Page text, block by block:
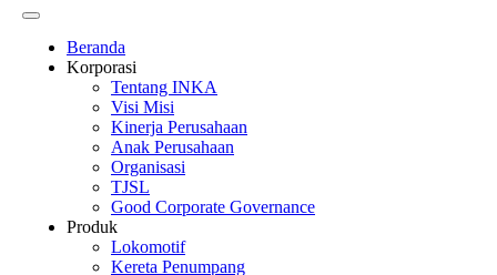
Beranda
Korporasi
Tentang INKA
Visi Misi
Kinerja Perusahaan
Anak Perusahaan
Organisasi
TJSL
Good Corporate Governance
Produk
Lokomotif
Kereta Penumpang